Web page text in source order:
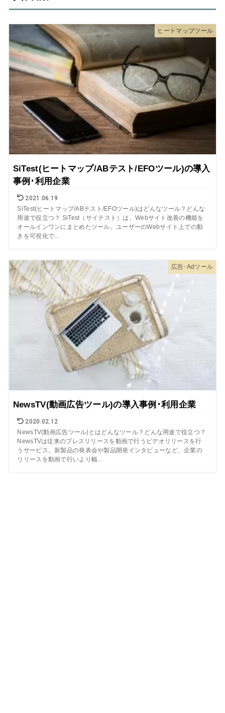
ヒートマップツール
SiTest(ヒートマップ/ABテスト/EFOツール)の導入
事例･利用企業
2021.06.19
SiTest(ヒートマップ/ABテスト/EFOツール)はどんなツール？どんな
用途で役立つ？ SiTest（サイテスト）は、Webサイト改善の機能を
オールインワンにまとめたツール。ユーザーのWebサイト上での動
きを可視化で...
広告･Adツール
NewsTV(動画広告ツール)の導入事例･利用企業
2020.02.12
NewsTV(動画広告ツール)とはどんなツール？どんな用途で役立つ？
NewsTVは従来のプレスリリースを動画で行うビデオリリースを行
うサービス。新製品の発表会や製品開発インタビューなど、企業の
リリースを動画で行いより幅...